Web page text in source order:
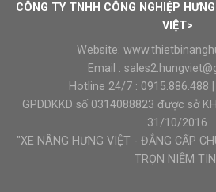
CÔNG TY TNHH CÔNG NGHIỆP
VIỆT>
Website:
Email :
Hotline 24/7 : 0915.886.488
GPDDKKD số 0314088823 được sở
31/10/2016
"XE NÂNG HƯNG VIỆT - ĐẲNG CẤP
TRỌN NIỀM